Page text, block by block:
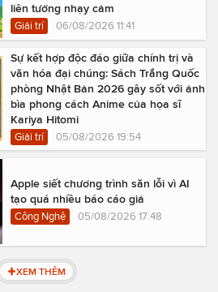
liên tưởng nhạy cảm
Giải trí 06/08/2026 11:41
Sự kết hợp độc đáo giữa chính trị và
văn hóa đại chúng: Sách Trắng Quốc
phòng Nhật Bản 2026 gây sốt với ảnh
bìa phong cách Anime của họa sĩ
Kariya Hitomi
Giải trí 05/08/2026 19:54
Apple siết chương trình săn lỗi vì AI
tạo quá nhiều báo cáo giả
Công Nghệ 05/08/2026 17:48
XEM THÊM